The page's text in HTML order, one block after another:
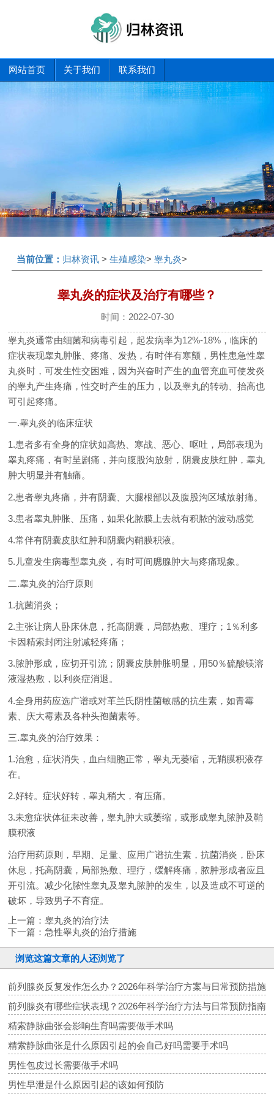
网站首页 关于我们 联系我们
当前位置： 归林资讯> 生殖感染> 睾丸炎>
睾丸炎的症状及治疗有哪些？
时间：2022-07-30
睾丸炎通常由细菌和病毒引起，起发病率为12%-18%，临床的
症状表现睾丸肿胀、疼痛、发热，有时伴有寒颤，男性患急性睾
丸炎时，可发生性交困难，因为兴奋时产生的血管充血可使发炎
的睾丸产生疼痛，性交时产生的压力，以及睾丸的转动、抬高也
可引起疼痛。
一.睾丸炎的临床症状
1.患者多有全身的症状如高热、寒战、恶心、呕吐，局部表现为
睾丸疼痛，有时呈剧痛，并向腹股沟放射，阴囊皮肤红肿，睾丸
肿大明显并有触痛。
2.患者睾丸疼痛，并有阴囊、大腿根部以及腹股沟区域放射痛。
3.患者睾丸肿胀、压痛，如果化脓膜上去就有积脓的波动感觉
4.常伴有阴囊皮肤红肿和阴囊内鞘膜积液。
5.儿童发生病毒型睾丸炎，有时可间腮腺肿大与疼痛现象。
二.睾丸炎的治疗原则
1.抗菌消炎；
2.主张让病人卧床休息，托高阴囊，局部热敷、理疗；1％利多
卡因精索封闭注射减轻疼痛；
3.脓肿形成，应切开引流；阴囊皮肤肿胀明显，用50％硫酸镁溶
液湿热敷，以利炎症消退。
4.全身用药应选广谱或对革兰氏阴性菌敏感的抗生素，如青霉
素、庆大霉素及各种头孢菌素等。
三.睾丸炎的治疗效果：
1.治愈，症状消失，血白细胞正常，睾丸无萎缩，无鞘膜积液存
在。
2.好转。症状好转，睾丸稍大，有压痛。
3.未愈症状体征未改善，睾丸肿大或萎缩，或形成睾丸脓肿及鞘
膜积液
治疗用药原则，早期、足量、应用广谱抗生素，抗菌消炎，卧床
休息，托高阴囊，局部热敷、理疗，缓解疼痛，脓肿形成者应且
开引流。减少化脓性睾丸及睾丸脓肿的发生，以及造成不可逆的
破坏，导致男子不育症。
上一篇： 睾丸炎的治疗法
下一篇： 急性睾丸炎的治疗措施
浏览这篇文章的人还浏览了
前列腺炎反复发作怎么办？2026年科学治疗方案与日常预防措施
前列腺炎有哪些症状表现？2026年科学治疗方法与日常预防指南
精索静脉曲张会影响生育吗需要做手术吗
精索静脉曲张是什么原因引起的会自己好吗需要手术吗
男性包皮过长需要做手术吗
男性早泄是什么原因引起的该如何预防